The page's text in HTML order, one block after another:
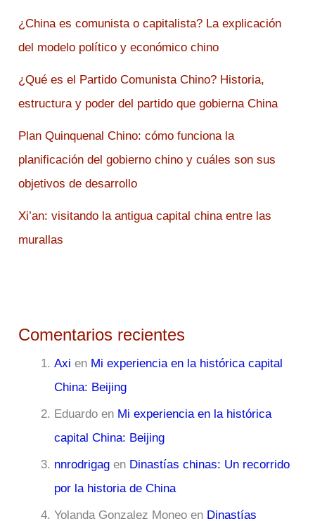
¿China es comunista o capitalista? La explicación
del modelo político y económico chino
¿Qué es el Partido Comunista Chino? Historia,
estructura y poder del partido que gobierna China
Plan Quinquenal Chino: cómo funciona la
planificación del gobierno chino y cuáles son sus
objetivos de desarrollo
Xi’an: visitando la antigua capital china entre las
murallas
Comentarios recientes
Axi en Mi experiencia en la histórica capital
China: Beijing
Eduardo en Mi experiencia en la histórica
capital China: Beijing
nnrodrigag en Dinastías chinas: Un recorrido
por la historia de China
Yolanda Gonzalez Moneo en Dinastías